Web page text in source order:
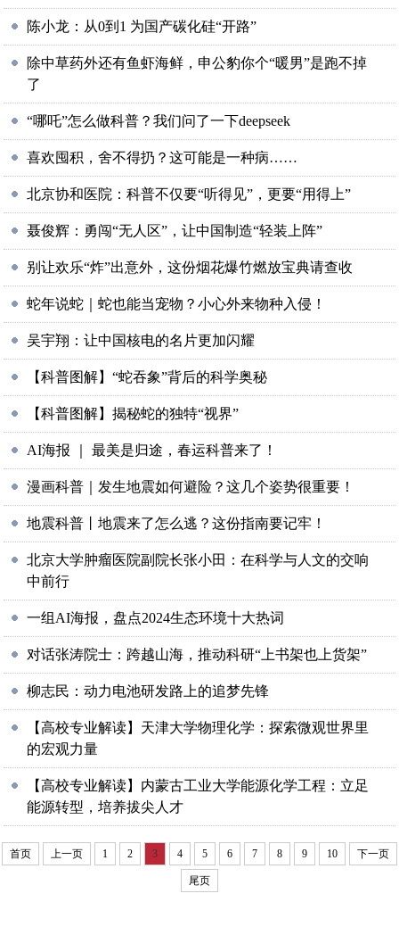
陈小龙：从0到1 为国产碳化硅“开路”
除中草药外还有鱼虾海鲜，申公豹你个“暖男”是跑不掉
了
“哪吒”怎么做科普？我们问了一下deepseek
喜欢囤积，舍不得扔？这可能是一种病……
北京协和医院：科普不仅要“听得见”，更要“用得上”
聂俊辉：勇闯“无人区”，让中国制造“轻装上阵”
别让欢乐“炸”出意外，这份烟花爆竹燃放宝典请查收
蛇年说蛇｜蛇也能当宠物？小心外来物种入侵！
吴宇翔：让中国核电的名片更加闪耀
【科普图解】“蛇吞象”背后的科学奥秘
【科普图解】揭秘蛇的独特“视界”
AI海报 ｜ 最美是归途，春运科普来了！
漫画科普｜发生地震如何避险？这几个姿势很重要！
地震科普丨地震来了怎么逃？这份指南要记牢！
北京大学肿瘤医院副院长张小田：在科学与人文的交响
中前行
一组AI海报，盘点2024生态环境十大热词
对话张涛院士：跨越山海，推动科研“上书架也上货架”
柳志民：动力电池研发路上的追梦先锋
【高校专业解读】天津大学物理化学：探索微观世界里
的宏观力量
【高校专业解读】内蒙古工业大学能源化学工程：立足
能源转型，培养拔尖人才
首页 上一页 1 2 3 4 5 6 7 8 9 10 下一页
尾页